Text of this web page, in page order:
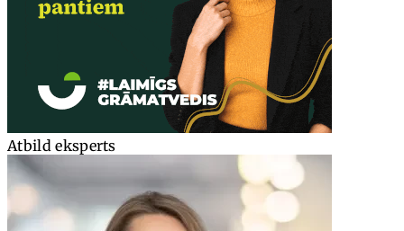
Atbild eksperts